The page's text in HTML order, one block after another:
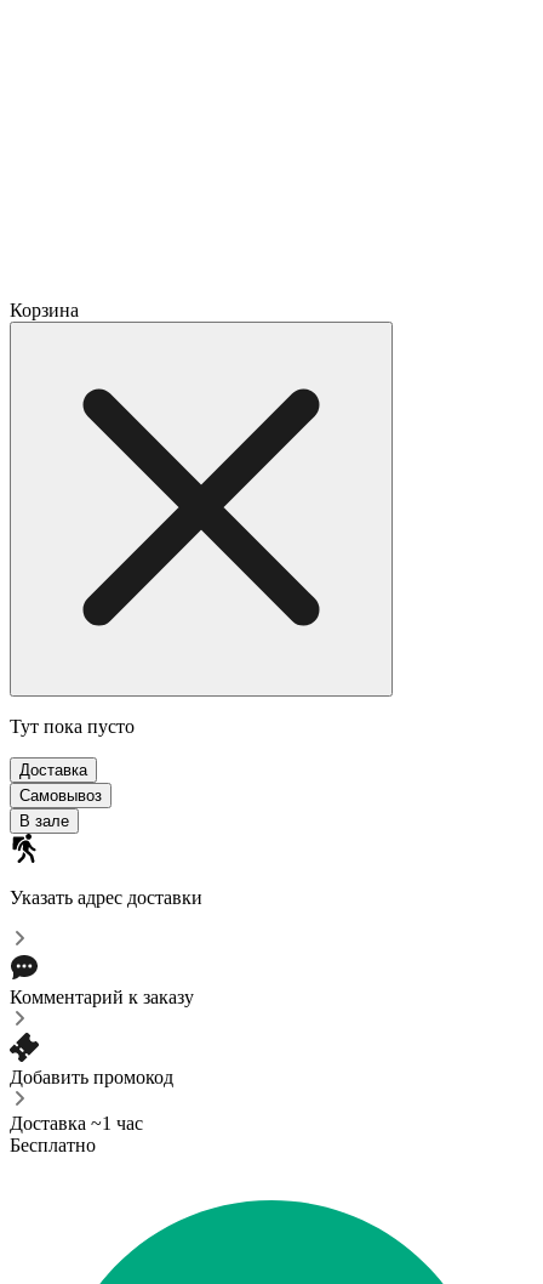
Корзина
Тут пока пусто
Доставка
Самовывоз
В зале
Указать адрес доставки
Комментарий к заказу
Добавить промокод
Доставка ~1 час
Бесплатно